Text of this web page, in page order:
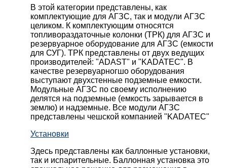
В этой категории представлены, как
комплектующие для АГЗС, так и модули АГЗС
целиком. К комплектующим относятся
топливораздаточные колонки (ТРК) для АГЗС и
резервуарное оборудование для АГЗС (емкости
для СУГ). ТРК представлены от двух ведущих
производителей: "ADAST" и "KADATEC". В
качестве резервуарногшо оборудования
выступают двухстенные подземные емкости.
Модульные АГЗС по своему исполнению
делятся на подземные (емкость зарывается в
землю) и надземные. Все модули АГЗС
представлены чешской компанией "KADATEC"
Установки
Здесь представлены как баллонные установки,
так и испарительные. Баллонная установка это